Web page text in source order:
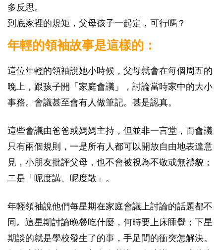
多反思。
到底家裡的規矩，父母孩子一起定，可行嗎？
年輕的領袖故事是這樣的：
這位年輕的領袖說她小時候，父母就會在每個周五的
晚上，跟孩子開「家庭會議」，討論當時家中的大小
事務。會議甚至會有人做筆記。甚是認真。
這些會議由爸爸或媽媽主持，但並非一言堂，而會議
只有兩個規則，一是所有人都可以開放自由地表達意
見，小朋友批評父母，也不會被視為不敬或無禮貌；
二是「呢度講、呢度散」。
年輕領袖說他們每星期在家庭會議上討論的話題都不
同。這星期討論晚餐吃什麼，何時要上床睡覺；下星
期談的就是學校發生了的事，手足間的衝突怎解決。